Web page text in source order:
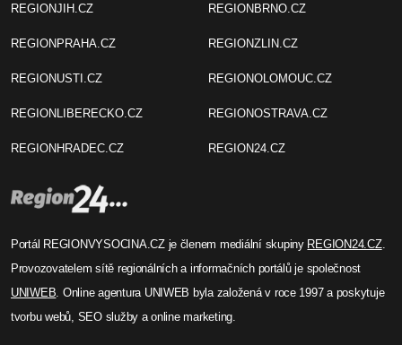
REGIONJIH.CZ
REGIONPRAHA.CZ
REGIONUSTI.CZ
REGIONLIBERECKO.CZ
REGIONHRADEC.CZ
REGIONBRNO.CZ
REGIONZLIN.CZ
REGIONOLOMOUC.CZ
REGIONOSTRAVA.CZ
REGION24.CZ
Portál REGIONVYSOCINA.CZ je členem mediální skupiny REGION24.CZ.
Provozovatelem sítě regionálních a informačních portálů je společnost
UNIWEB . Online agentura UNIWEB byla založená v roce 1997 a poskytuje
tvorbu webů, SEO služby a online marketing.